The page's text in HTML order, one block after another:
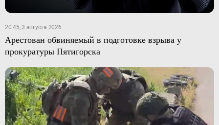
20:45, 3 августа 2026
Арестован обвиняемый в подготовке взрыва у
прокуратуры Пятигорска